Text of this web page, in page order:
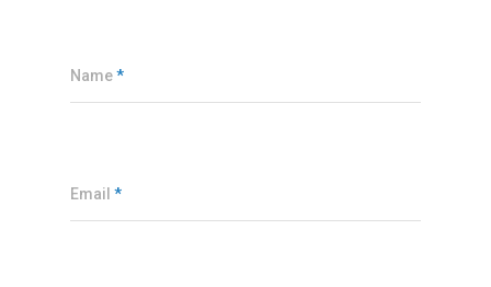
Name*
Email *